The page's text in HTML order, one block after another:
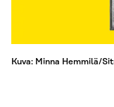
Kuva: Minna Hemmilä/